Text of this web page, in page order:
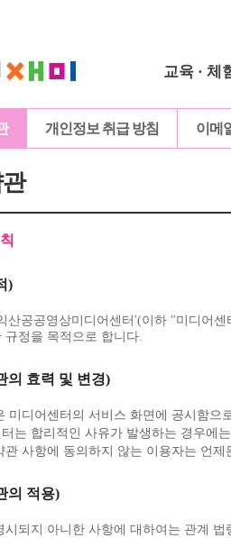
교육 · 체
개인정보 취급 방침 이메
)
산공공영상미디어센터'(이하 "미디어
규정을 목적으로 합니다.
의 효력 및 변경)
미디어센터의 서비스 화면에 공시함으
는 합리적인 사유가 발생하는 경우에
사항에 동의하지 않는 이용자는 언
의 적용)
시되지 아니한 사항에 대하여는 관계